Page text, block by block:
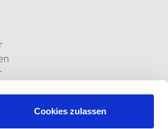
Cookies zulassen
GmbH
14-16